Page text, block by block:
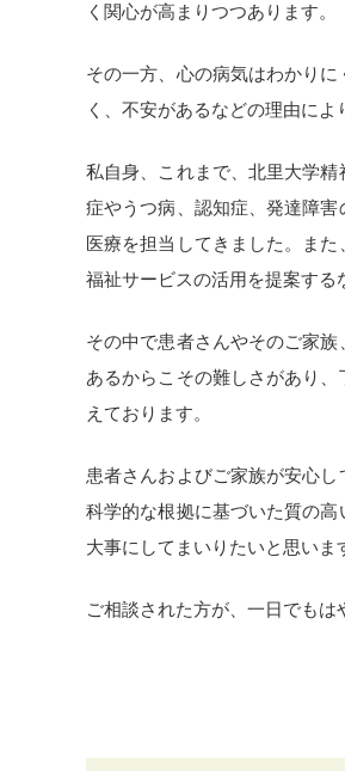
く関心が高まりつつあります。
その一方、心の病気はわかり
く、不安があるなどの理由によ
私自身、これまで、北里大学
症やうつ病、認知症、発達障
医療を担当してきました。ま
福祉サービスの活用を提案する
その中で患者さんやそのご家
あるからこその難しさがあり
えております。
患者さんおよびご家族が安心
科学的な根拠に基づいた質の
大事にしてまいりたいと思いま
ご相談された方が、一日でもは